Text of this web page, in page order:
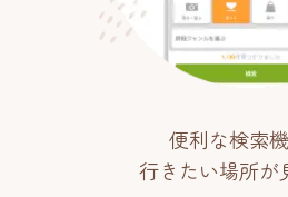
便利な検索
行きたい場所が